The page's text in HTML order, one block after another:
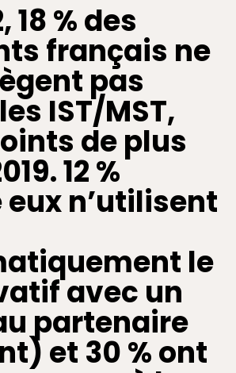
18 % des
français ne
pas
IST/MST,
de plus
12 %
eux n’utilisent
le
avec un
partenaire
et 30 % ont